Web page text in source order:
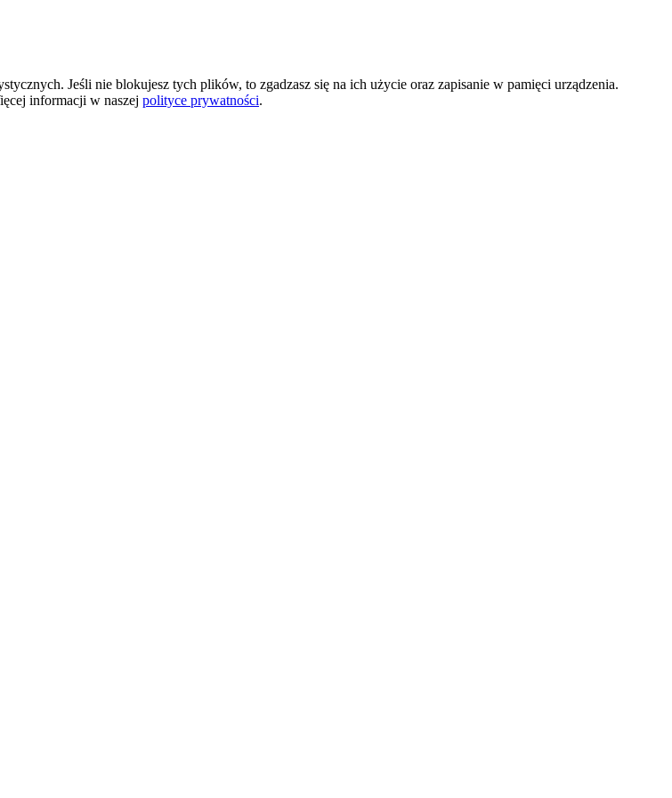
Jeśli nie blokujesz tych plików, to zgadzasz się na ich użycie oraz zapisanie w pamięci urządzenia.
informacji w naszej polityce prywatności.